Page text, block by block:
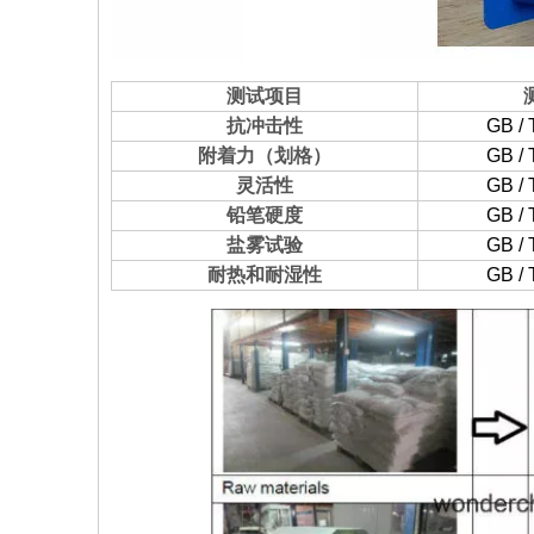
测试项目
抗冲击性
GB /
附着力（划格）
GB /
灵活性
GB /
铅笔硬度
GB /
盐雾试验
GB /
耐热和耐湿性
GB /